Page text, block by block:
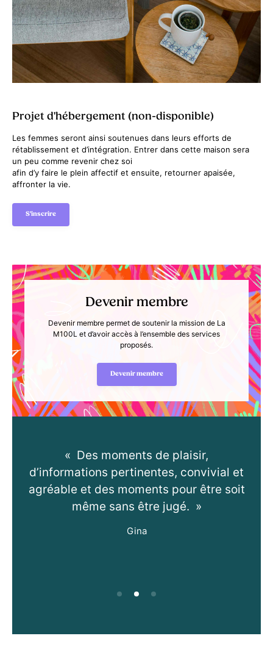
Projet d'hébergement (non-disponible)
Les femmes seront ainsi soutenues dans leurs efforts de
rétablissement et d’intégration. Entrer dans cette maison sera
un peu comme revenir chez soi
afin d’y faire le plein affectif et ensuite, retourner apaisée,
affronter la vie.
S'inscrire
Devenir membre
Devenir membre permet de soutenir la mission de La
M100L et d’avoir accès à l’ensemble des services
proposés.
Devenir membre
« Des moments de plaisir,
d’informations pertinentes, convivial et
agréable et des moments pour être soit
même sans être jugé. »
Gina